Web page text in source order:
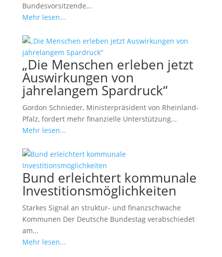
Bundesvorsitzende...
Mehr lesen...
„Die Menschen erleben jetzt
Auswirkungen von
jahrelangem Spardruck“
Gordon Schnieder, Ministerpräsident von Rheinland-
Pfalz, fordert mehr finanzielle Unterstützung...
Mehr lesen...
Bund erleichtert kommunale
Investitionsmöglichkeiten
Starkes Signal an struktur- und finanzschwache
Kommunen Der Deutsche Bundestag verabschiedet
am...
Mehr lesen...